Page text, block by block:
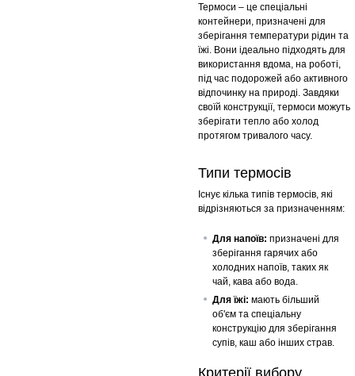
Термоси – це спеціальні
контейнери, призначені для
зберігання температури рідин та
їжі. Вони ідеально підходять для
використання вдома, на роботі,
під час подорожей або активного
відпочинку на природі. Завдяки
своїй конструкції, термоси можуть
зберігати тепло або холод
протягом тривалого часу.
Типи термосів
Існує кілька типів термосів, які
відрізняються за призначенням:
Для напоїв: призначені для
зберігання гарячих або
холодних напоїв, таких як
чай, кава або вода.
Для їжі: мають більший
об'єм та спеціальну
конструкцію для зберігання
супів, каш або інших страв.
Критерії вибору